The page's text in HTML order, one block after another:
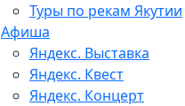
Туры по рекам Якутии
Афиша
Яндекс. Выставка
Яндекс. Квест
Яндекс. Концерт